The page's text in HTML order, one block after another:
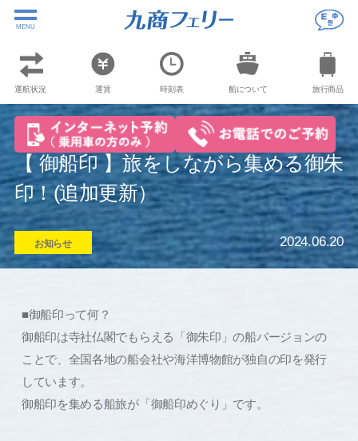
MENU
【 御船印 】旅をしながら集める御朱
印！(追加更新）
お知らせ 2024.06.20
■御船印って何？
御船印は寺社仏閣でもらえる「御朱印」の船バージョンの
ことで、全国各地の船会社や海洋博物館が独自の印を発行
しています。
御船印を集める船旅が「御船印めぐり」です。
運航状況 運賃 時刻表 船について 旅行商品